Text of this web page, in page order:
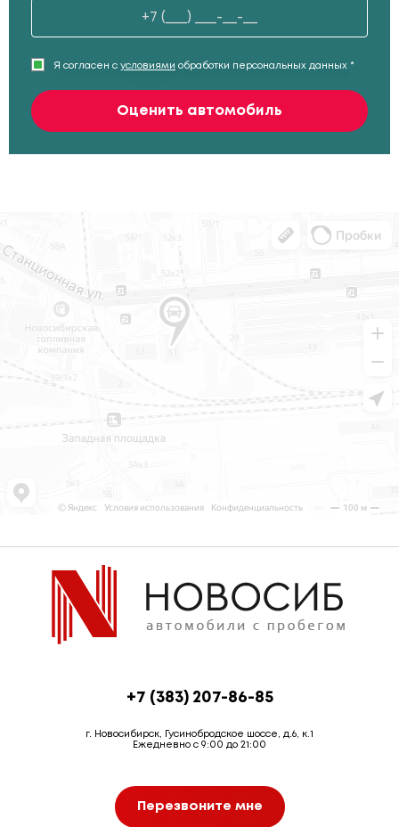
Я согласен с условиями обработки персональных данных *
Оценить автомобиль
+7 (383) 207-86-85
г. Новосибирск, Гусинобродское шоссе, д.6, к.1
Ежедневно с 9:00 до 21:00
Перезвоните мне